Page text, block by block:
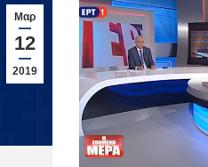
Μαρ
12
2019